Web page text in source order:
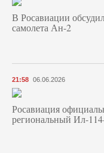
В Росавиации
самолета Ан-2
21:58 06.06.2026
Росавиация
региональный Ил-